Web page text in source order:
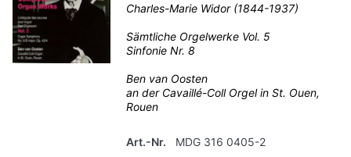
Charles-Marie Widor (1844-1937)
Sämtliche Orgelwerke Vol. 5
Sinfonie Nr. 8
Ben van Oosten
an der Cavaillé-Coll Orgel in St. Ouen,
Rouen
Art.-Nr. MDG 316 0405-2